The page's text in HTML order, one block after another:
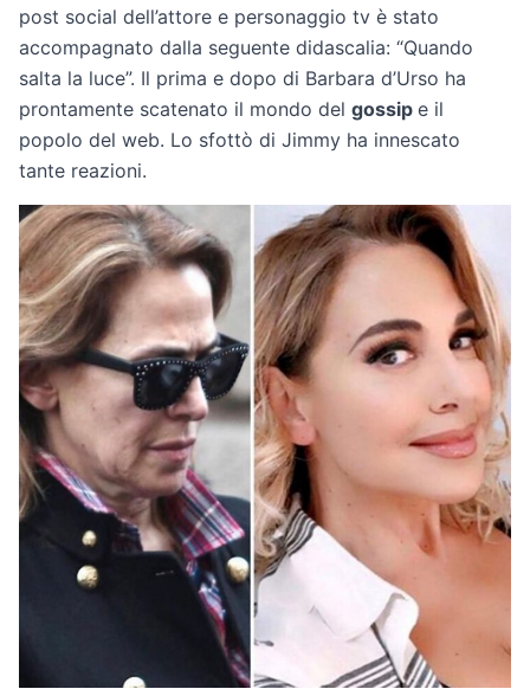
post social dell’attore e personaggio tv è stato
accompagnato dalla seguente didascalia: “Quando
salta la luce”. Il prima e dopo di Barbara d’Urso ha
prontamente scatenato il mondo del gossip e il
popolo del web. Lo sfottò di Jimmy ha innescato
tante reazioni.